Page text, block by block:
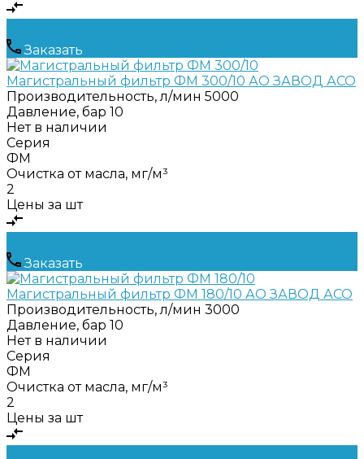
Заказать
Магистральный фильтр ФМ 300/10 АО ЗАВОД АСО
Производительность, л/мин 5000
Давление, бар 10
Нет в наличии
Серия
ФМ
Очистка от масла, мг/м³
2
Цены за шт
Заказать
Магистральный фильтр ФМ 180/10 АО ЗАВОД АСО
Производительность, л/мин 3000
Давление, бар 10
Нет в наличии
Серия
ФМ
Очистка от масла, мг/м³
2
Цены за шт